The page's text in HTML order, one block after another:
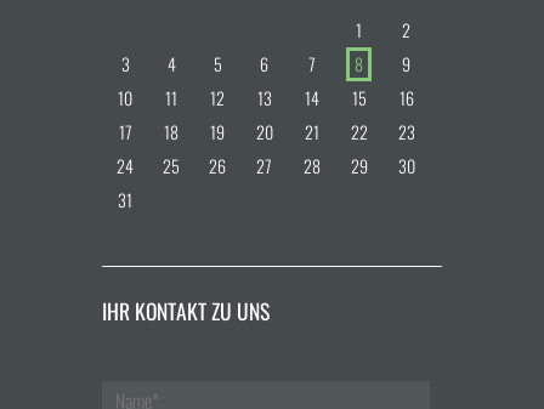
1
2
3
4 5 6 7 8
9
10
11 12 13 14 15
16
17
18 19 20 21 22
23
24
25 26 27 28 29
30
31
IHR KONTAKT ZU UNS